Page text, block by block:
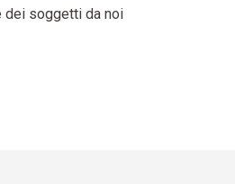
dei soggetti da noi